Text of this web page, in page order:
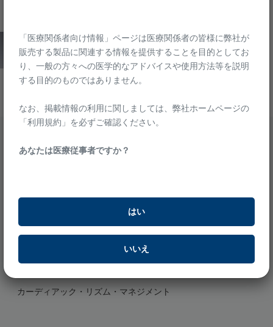
「医療関係者向け情報」ページは医療関係者の皆様に弊社が
販売する製品に関連する情報を提供することを目的としてお
り、一般の方々への医学的なアドバイスや使用方法等を説明
する目的のものではありません。​
なお、掲載情報の利用に関しましては、弊社ホームページの
「利用規約」を必ずご確認ください。​
あなたは医療従事者ですか？
はい
いいえ
Radial Jaw™4P
ラディアルジョー4 P 細径生検鉗子
GASTROENTEROLOGY
を改善するために、 革新的な治療法を提供し、患者さんの人生を
冠動脈インターベンション
カーディアック・リズム・マネジメント